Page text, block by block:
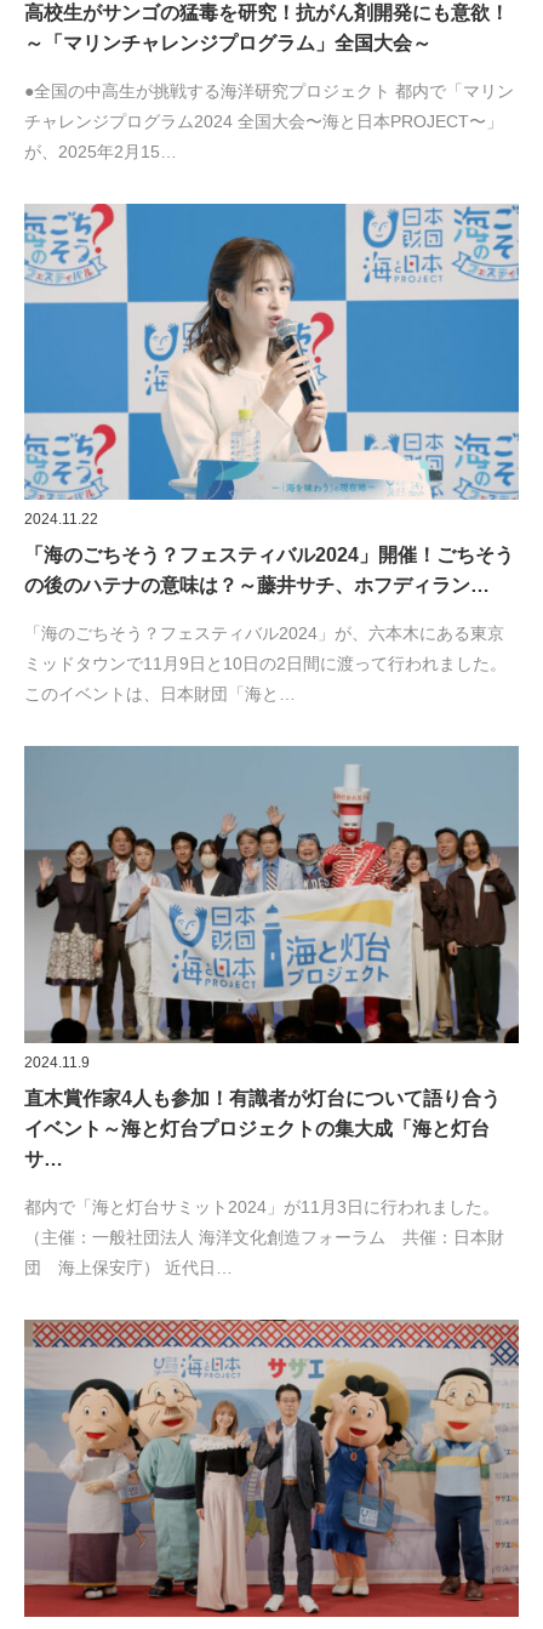
高校生がサンゴの猛毒を研究！抗がん剤開発にも意欲！
～「マリンチャレンジプログラム」全国大会～
●全国の中高生が挑戦する海洋研究プロジェクト 都内で「マリン
チャレンジプログラム2024 全国大会〜海と日本PROJECT〜」
が、2025年2月15…
2024.11.22
「海のごちそう？フェスティバル2024」開催！ごちそう
の後のハテナの意味は？～藤井サチ、ホフディラン…
「海のごちそう？フェスティバル2024」が、六本木にある東京
ミッドタウンで11月9日と10日の2日間に渡って行われました。
このイベントは、日本財団「海と…
2024.11.9
直木賞作家4人も参加！有識者が灯台について語り合う
イベント～海と灯台プロジェクトの集大成「海と灯台
サ…
都内で「海と灯台サミット2024」が11月3日に行われました。
（主催：一般社団法人 海洋文化創造フォーラム 共催：日本財
団 海上保安庁） 近代日…